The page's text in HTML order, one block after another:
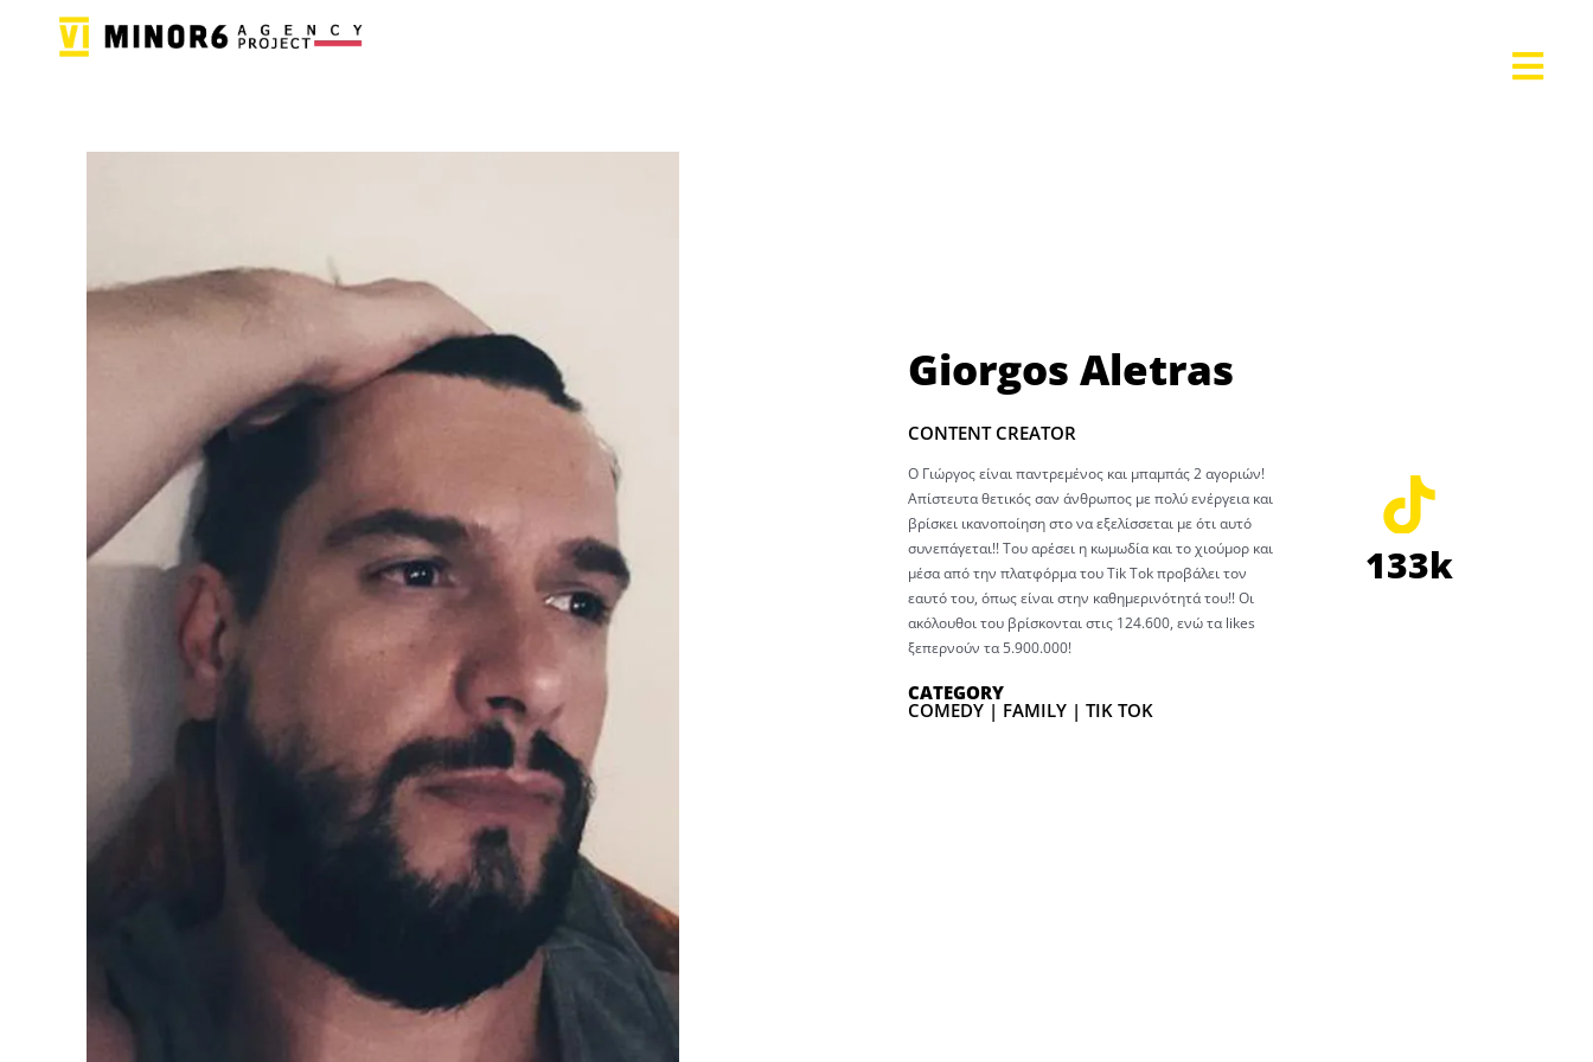
Giorgos Aletras
CONTENT CREATOR
O Γιώργος είναι παντρεμένος και μπαμπάς 2 αγοριών!
Απίστευτα θετικός σαν άνθρωπος με πολύ ενέργεια και
βρίσκει ικανοποίηση στο να εξελίσσεται με ότι αυτό
συνεπάγεται!! Του αρέσει η κωμωδία και το χιούμορ και
μέσα από την πλατφόρμα του Tik Tok προβάλει τον
εαυτό του, όπως είναι στην καθημερινότητά του!! Οι
ακόλουθοι του βρίσκονται στις 124.600, ενώ τα likes
ξεπερνούν τα 5.900.000!
CATEGORY
COMEDY | FAMILY | TIK TOK
133k